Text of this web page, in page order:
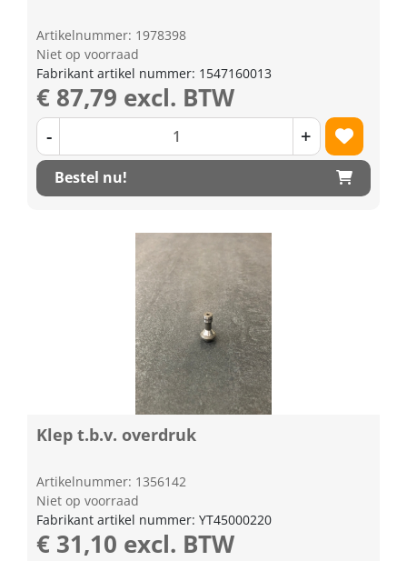
Artikelnummer: 1978398
Niet op voorraad
Fabrikant artikel nummer: 1547160013
€ 87,79 excl. BTW
- +
Bestel nu!
Klep t.b.v. overdruk
Artikelnummer: 1356142
Niet op voorraad
Fabrikant artikel nummer: YT45000220
€ 31,10 excl. BTW